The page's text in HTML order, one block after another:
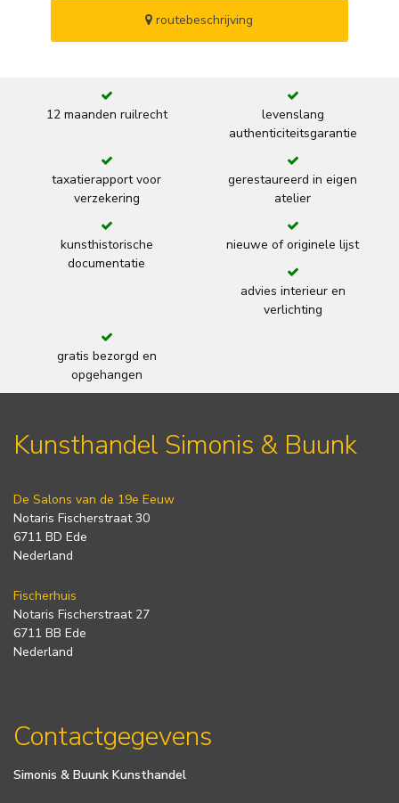
routebeschrijving
12 maanden ruilrecht
levenslang
authenticiteitsgarantie
taxatierapport voor
verzekering
gerestaureerd in eigen
atelier
kunsthistorische
documentatie
nieuwe of originele lijst
advies interieur en
verlichting
gratis bezorgd en
opgehangen
Kunsthandel Simonis & Buunk
De Salons van de 19e Eeuw
Notaris Fischerstraat 30
6711 BD Ede
Nederland
Fischerhuis
Notaris Fischerstraat 27
6711 BB Ede
Nederland
Contactgegevens
Simonis & Buunk Kunsthandel